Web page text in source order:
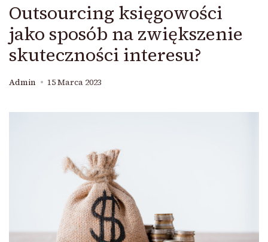
Outsourcing księgowości
jako sposób na zwiększenie
skuteczności interesu?
Admin 15 Marca 2023